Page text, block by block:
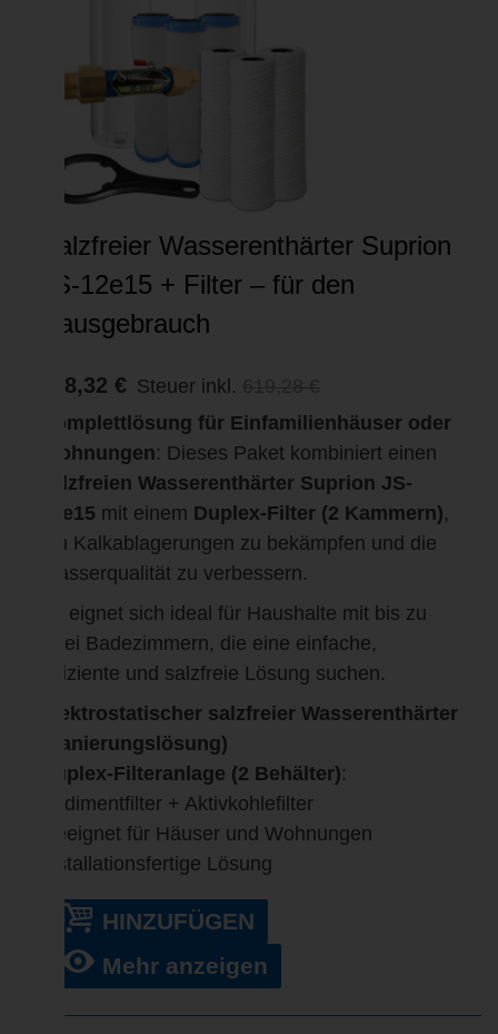
Salzfreier Wasserenthärter Suprion
JS-12e15 + Filter – für den
Hausgebrauch
588,32 € Steuer inkl.
Komplettlösung für Einfamilienhäuser oder
Wohnungen: Dieses Paket kombiniert einen
salzfreien Wasserenthärter Suprion JS-
12e15 mit einem Duplex-Filter (2 Kammern),
um Kalkablagerungen zu bekämpfen und die
Wasserqualität zu verbessern.
Es eignet sich ideal für Haushalte mit bis zu
zwei Badezimmern, die eine einfache,
effiziente und salzfreie Lösung suchen.
Elektrostatischer salzfreier Wasserenthärter
(Sanierungslösung)
Duplex-Filteranlage (2 Behälter):
Sedimentfilter + Aktivkohlefilter
Geeignet für Häuser und Wohnungen
Installationsfertige Lösung
HINZUFÜGEN
Mehr anzeigen